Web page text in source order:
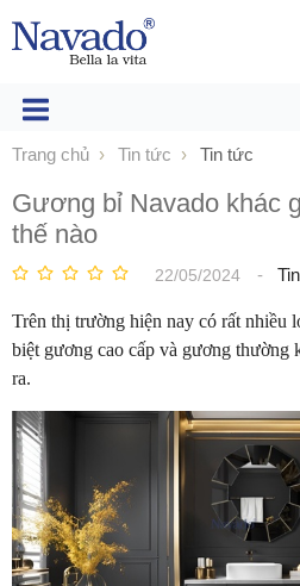
Trang chủ Tin tức Tin tức
Gương bỉ Navado khác
thế nào
22/05/2024 -
Trên thị trường hiện nay có rất nhiều
biệt gương cao cấp và gương thường
ra.